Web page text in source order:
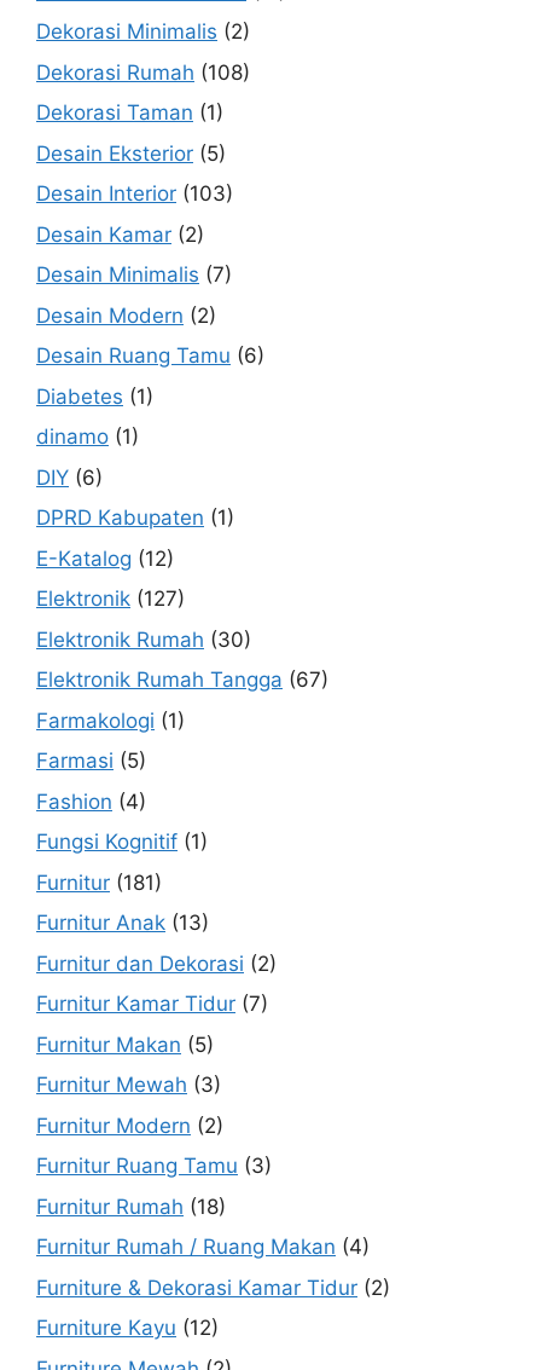
Dekorasi Minimalis (2)
Dekorasi Rumah (108)
Dekorasi Taman (1)
Desain Eksterior (5)
Desain Interior (103)
Desain Kamar (2)
Desain Minimalis (7)
Desain Modern (2)
Desain Ruang Tamu (6)
Diabetes (1)
dinamo (1)
DIY (6)
DPRD Kabupaten (1)
E-Katalog (12)
Elektronik (127)
Elektronik Rumah (30)
Elektronik Rumah Tangga (67)
Farmakologi (1)
Farmasi (5)
Fashion (4)
Fungsi Kognitif (1)
Furnitur (181)
Furnitur Anak (13)
Furnitur dan Dekorasi (2)
Furnitur Kamar Tidur (7)
Furnitur Makan (5)
Furnitur Mewah (3)
Furnitur Modern (2)
Furnitur Ruang Tamu (3)
Furnitur Rumah (18)
Furnitur Rumah / Ruang Makan (4)
Furniture & Dekorasi Kamar Tidur (2)
Furniture Kayu (12)